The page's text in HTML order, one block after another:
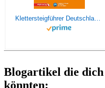
Blogartikel die dich
könnten: